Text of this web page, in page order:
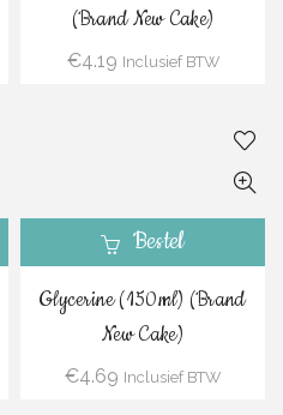
(Brand New Cake)
€4.19 Inclusief BTW
Bestel
Glycerine (150ml) (Brand
New Cake)
€4.69 Inclusief BTW